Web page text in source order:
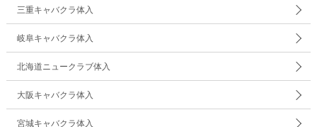
三重キャバクラ体入
岐阜キャバクラ体入
北海道ニュークラブ体入
大阪キャバクラ体入
宮城キャバクラ体入